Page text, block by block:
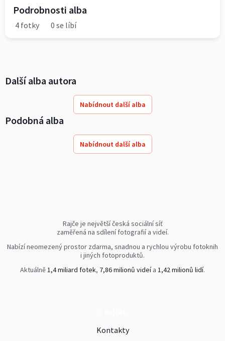
Podrobnosti alba
4 fotky 0 se líbí
Další alba autora
Nabídnout další alba
Podobná alba
Nabídnout další alba
Rajče je největší česká sociální síť
zaměřená na sdílení fotografií a videí.
Nabízí neomezený prostor zdarma, snadnou a rychlou výrobu fotoknih
i jiných fotoproduktů.
Aktuálně1,4 miliard fotek, 7,86 milionů videía 1,42 milionů lidí.
Kontakty